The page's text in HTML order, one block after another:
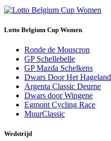
Lotto Belgium Cup Women
Ronde de Mouscron
GP Schellebelle
GP Mazda Schelkens
Dwars Door Het Hageland
Argenta Classic Deurne
Dwars door Wingene
Egmont Cycling Race
MuurClassic
Wedstrijd